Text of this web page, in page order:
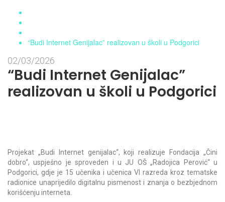
“Budi Internet Genijalac” realizovan u školi u Podgorici
02/03/2026
“Budi Internet Genijalac”
realizovan u školi u Podgorici
Projekat „Budi Internet genijalac“, koji realizuje Fondacija „Čini
dobro“, uspješno je sproveden i u JU OŠ „Radojica Perović“ u
Podgorici, gdje je 15 učenika i učenica VI razreda kroz tematske
radionice unaprijedilo digitalnu pismenost i znanja o bezbjednom
korišćenju interneta.